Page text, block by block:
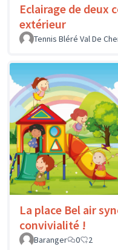
Eclairage de deux
extérieur
Tennis Bléré Val De
La place Bel air
convivialité !
Baranger
0 2